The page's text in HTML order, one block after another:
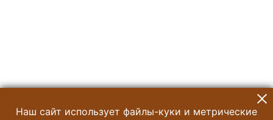
Наш сайт использует файлы-куки и метрические